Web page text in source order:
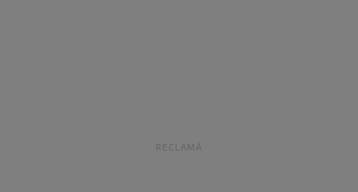
RECLAMĂ